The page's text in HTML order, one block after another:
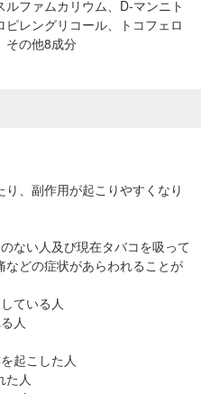
ファムカリウム、D-マンニト
レングリコール、トコフェロ
その他8成分
り、副作用が起こりやすくなり
ない人及び現在タバコを吸って
どの症状があらわれることが
ている人
人
起こした人
た人